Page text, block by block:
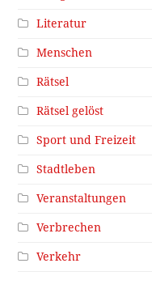
Literatur
Menschen
Rätsel
Rätsel gelöst
Sport und Freizeit
Stadtleben
Veranstaltungen
Verbrechen
Verkehr